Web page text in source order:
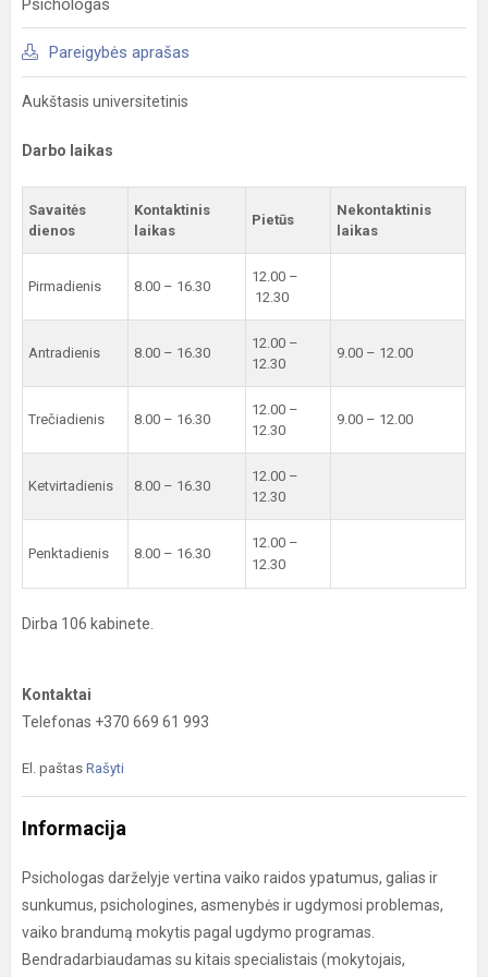
Psichologas
Pareigybės aprašas
Aukštasis universitetinis
Darbo laikas
Savaitės
dienos
Kontaktinis
laikas
Pietūs
Nekontaktinis
laikas
Pirmadienis 8.00 – 16.30
12.00 –
12.30
Antradienis 8.00 – 16.30
12.00 –
12.30
9.00 – 12.00
Trečiadienis 8.00 – 16.30
12.00 –
12.30
9.00 – 12.00
Ketvirtadienis 8.00 – 16.30
12.00 –
12.30
Penktadienis 8.00 – 16.30
12.00 –
12.30
Dirba 106 kabinete.
Kontaktai
Telefonas +370 669 61 993
El. paštas Rašyti
Informacija
Psichologas darželyje vertina vaiko raidos ypatumus, galias ir
sunkumus, psichologines, asmenybės ir ugdymosi problemas,
vaiko brandumą mokytis pagal ugdymo programas.
Bendradarbiaudamas su kitais specialistais (mokytojais,